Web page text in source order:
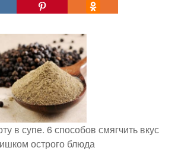
в супе. 6 способов смягчить вкус
острого блюда